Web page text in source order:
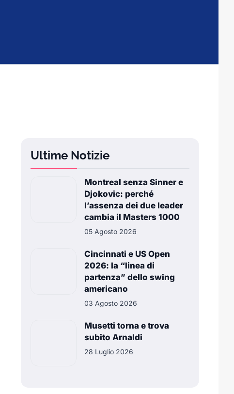
Ultime Notizie
Montreal senza Sinner e
Djokovic: perché
l’assenza dei due leader
cambia il Masters 1000
05 Agosto 2026
Cincinnati e US Open
2026: la “linea di
partenza” dello swing
americano
03 Agosto 2026
Musetti torna e trova
subito Arnaldi
28 Luglio 2026